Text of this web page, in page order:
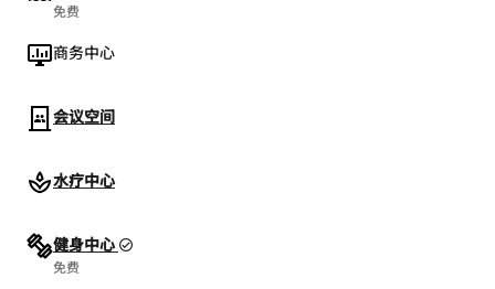
免费
商务中心
会议空间
水疗中心
健身中心
免费